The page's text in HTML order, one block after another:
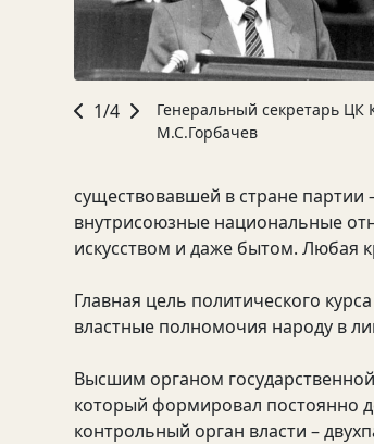
1/4
Генеральный секретарь ЦК
М.С.Горбачев
существовавшей в стране
внутрисоюзные национальные
искусством и даже бытом. Любая
Главная цель политического
властные полномочия народу в
Высшим органом
который формировал постоянно
контрольный орган власти –